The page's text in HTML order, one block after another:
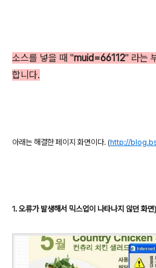
소스를 넣을 때 "muid=66112" 라는
합니다.
아래는 해결한 페이지 화면이다. (http://
1. 오류가 발생해서 믹스업이 나타나지 않던 화면)